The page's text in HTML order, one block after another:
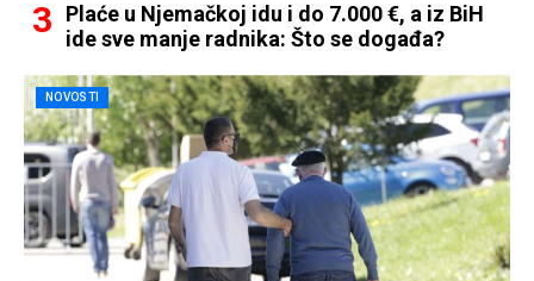
Plaće u Njemačkoj idu i do 7.000 €, a iz BiH
ide sve manje radnika: Što se događa?
NOVOSTI